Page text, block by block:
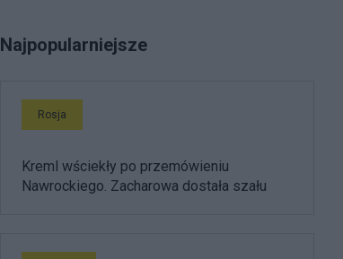
Najpopularniejsze
Rosja
Kreml wściekły po przemówieniu
Nawrockiego. Zacharowa dostała szału